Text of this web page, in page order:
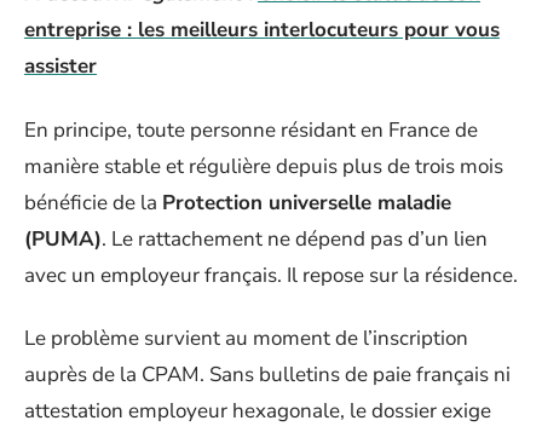
entreprise : les meilleurs interlocuteurs pour vous
assister
En principe, toute personne résidant en France de
manière stable et régulière depuis plus de trois mois
bénéficie de la Protection universelle maladie
(PUMA). Le rattachement ne dépend pas d’un lien
avec un employeur français. Il repose sur la résidence.
Le problème survient au moment de l’inscription
auprès de la CPAM. Sans bulletins de paie français ni
attestation employeur hexagonale, le dossier exige